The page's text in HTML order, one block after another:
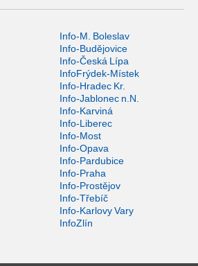
Info-M. Boleslav
Info-Budějovice
Info-Česká Lípa
InfoFrýdek-Místek
Info-Hradec Kr.
Info-Jablonec n.N.
Info-Karviná
Info-Liberec
Info-Most
Info-Opava
Info-Pardubice
Info-Praha
Info-Prostějov
Info-Třebíč
Info-Karlovy Vary
InfoZlín